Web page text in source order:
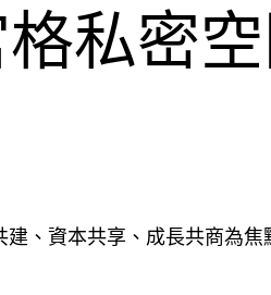
私密
、資本共享、成長共商為